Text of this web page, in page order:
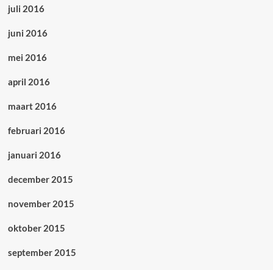
juli 2016
juni 2016
mei 2016
april 2016
maart 2016
februari 2016
januari 2016
december 2015
november 2015
oktober 2015
september 2015